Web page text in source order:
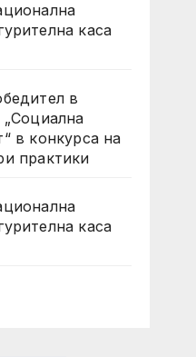
каса
в
„Социална
в конкурса на
практики
каса